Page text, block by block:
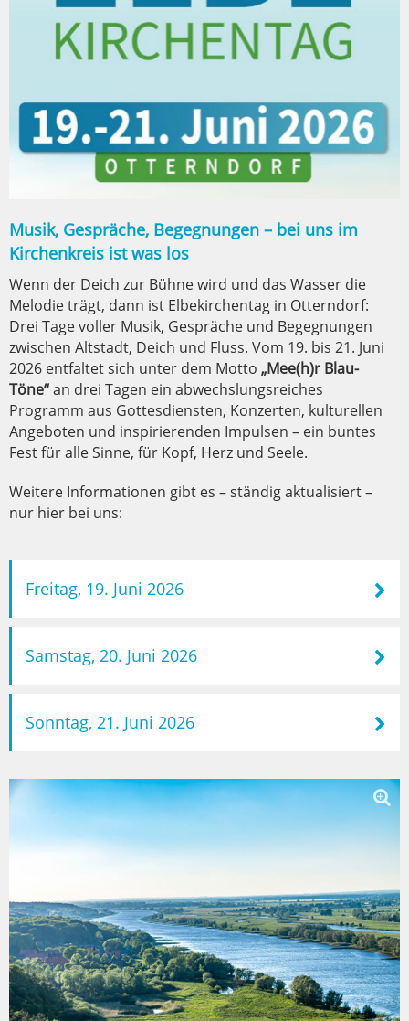
Musik, Gespräche, Begegnungen – bei uns im
Kirchenkreis ist was los
Wenn der Deich zur Bühne wird und das Wasser die
Melodie trägt, dann ist Elbekirchentag in Otterndorf:
Drei Tage voller Musik, Gespräche und Begegnungen
zwischen Altstadt, Deich und Fluss. Vom 19. bis 21. Juni
2026 entfaltet sich unter dem Motto „Mee(h)r Blau-
Töne“an drei Tagen ein abwechslungsreiches
Programm aus Gottesdiensten, Konzerten, kulturellen
Angeboten und inspirierenden Impulsen – ein buntes
Fest für alle Sinne, für Kopf, Herz und Seele.
Weitere Informationen gibt es – ständig aktualisiert –
nur hier bei uns:
Freitag, 19. Juni 2026
Samstag, 20. Juni 2026
Sonntag, 21. Juni 2026